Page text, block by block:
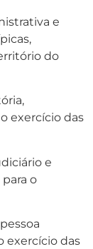
e
do
exercício das
e
o
exercício das